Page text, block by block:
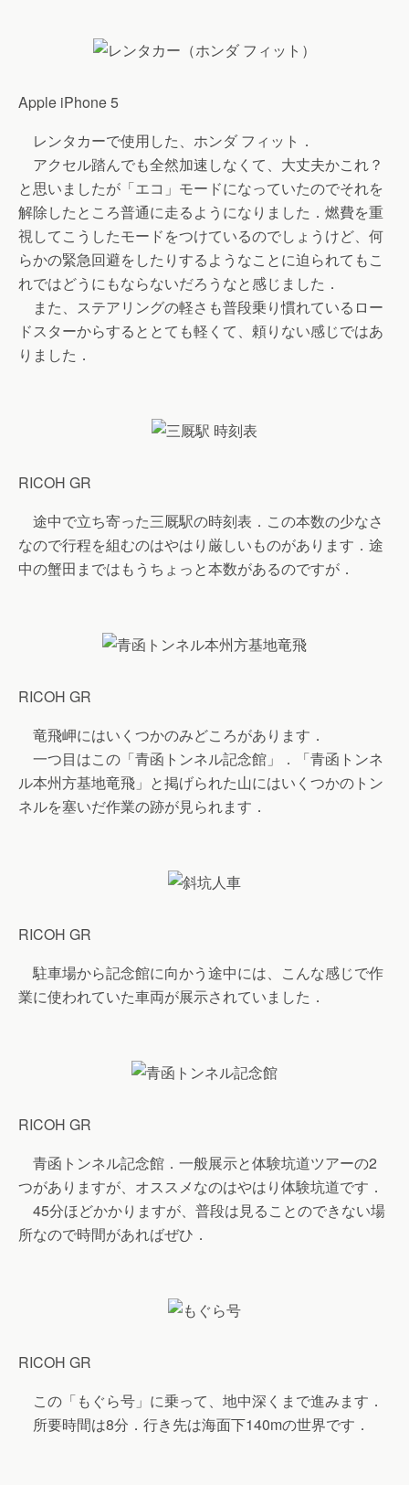
Apple iPhone 5
レンタカーで使用した、ホンダ フィット．
アクセル踏んでも全然加速しなくて、大丈夫かこれ？
と思いましたが「エコ」モードになっていたのでそれを
解除したところ普通に走るようになりました．燃費を重
視してこうしたモードをつけているのでしょうけど、何
らかの緊急回避をしたりするようなことに迫られてもこ
れではどうにもならないだろうなと感じました．
また、ステアリングの軽さも普段乗り慣れているロー
ドスターからするととても軽くて、頼りない感じではあ
りました．
RICOH GR
途中で立ち寄った三厩駅の時刻表．この本数の少なさ
なので行程を組むのはやはり厳しいものがあります．途
中の蟹田まではもうちょっと本数があるのですが．
RICOH GR
竜飛岬にはいくつかのみどころがあります．
一つ目はこの「青函トンネル記念館」．「青函トンネ
ル本州方基地竜飛」と掲げられた山にはいくつかのトン
ネルを塞いだ作業の跡が見られます．
RICOH GR
駐車場から記念館に向かう途中には、こんな感じで作
業に使われていた車両が展示されていました．
RICOH GR
青函トンネル記念館．一般展示と体験坑道ツアーの2
つがありますが、オススメなのはやはり体験坑道です．
45分ほどかかりますが、普段は見ることのできない場
所なので時間があればぜひ．
RICOH GR
この「もぐら号」に乗って、地中深くまで進みます．
所要時間は8分．行き先は海面下140mの世界です．